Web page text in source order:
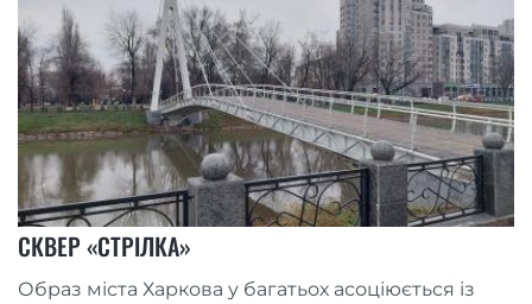
СКВЕР «СТРІЛКА»
Образ міста Харкова у багатьох асоціюється із